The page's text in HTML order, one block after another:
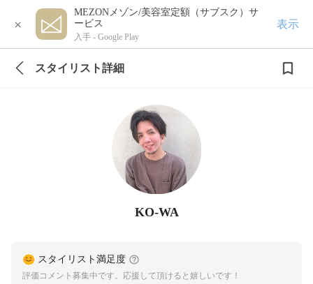
×
MEZONメゾン/美容室定額（サブスク）サ
ービス
入手 - Google Play
表示
スタイリスト詳細
KO-WA
スタイリスト満足度
評価コメント募集中です。応援して頂けると嬉しいです！